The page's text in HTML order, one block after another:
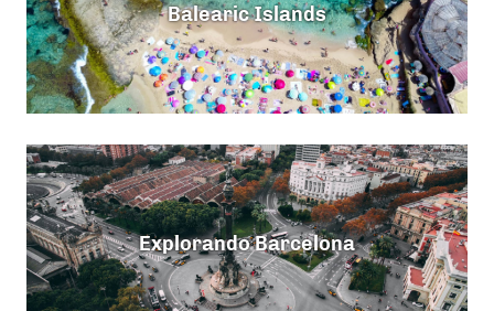
Balearic Islands
Explorando Barcelona